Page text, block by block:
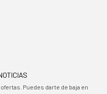
Puedes darte de baja en